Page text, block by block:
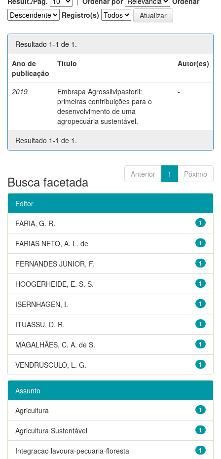
Registro(s)
Resultado 1-1 de 1.
Ano de
publicação
Título Autor(es)
2019
Embrapa Agrossilvipastoril:
primeiras contribuições para o
desenvolvimento de uma
agropecuária sustentável.
-
Resultado 1-1 de 1.
Anterior 1 Póximo
Busca facetada
Editor
1
FARIA, G. R.
1
FARIAS NETO, A. L. de
1
FERNANDES JUNIOR, F.
1
HOOGERHEIDE, E. S. S.
1
ISERNHAGEN, I.
1
ITUASSU, D. R.
1
MAGALHÃES, C. A. de S.
1
VENDRUSCULO, L. G.
Assunto
1
Agricultura
1
Agricultura Sustentável
1
Integracao lavoura-pecuaria-floresta